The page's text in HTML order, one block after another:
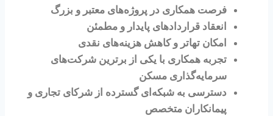
فرصت همکاری در پروژه‌های معتبر و بزرگ
انعقاد قراردادهای پایدار و مطمئن
امکان تهاتر و کاهش هزینه‌های نقدی
تجربه همکاری با یکی از برترین شرکت‌های
سرمایه‌گذاری مسکن
دسترسی به شبکه‌ای گسترده از شرکای تجاری و
پیمانکاران متخصص